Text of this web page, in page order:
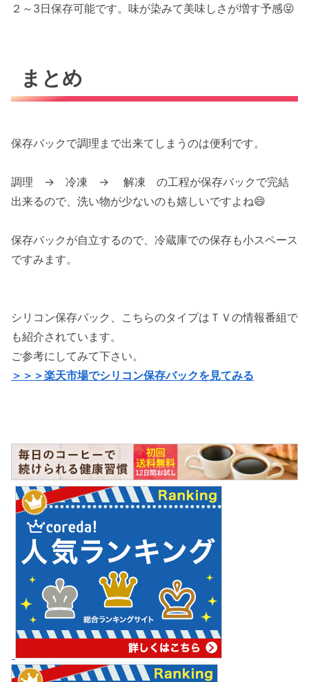
２～3日保存可能です。味が染みて美味しさが増す予感😝
まとめ
保存バックで調理まで出来てしまうのは便利です。
調理 → 冷凍 → 解凍 の工程が保存バックで完結
出来るので、洗い物が少ないのも嬉しいですよね😄
保存バックが自立するので、冷蔵庫での保存も小スペース
ですみます。
シリコン保存バック、こちらのタイプはＴＶの情報番組で
も紹介されています。
ご参考にしてみて下さい。
＞＞＞楽天市場でシリコン保存バックを見てみる